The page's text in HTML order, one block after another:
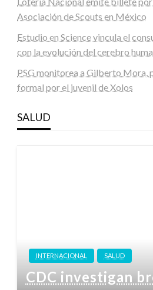
Asociación de Scouts en México
Estudio en Science vincula el
con la evolución del cerebro
PSG monitorea a Gilberto Mora,
formal por el juvenil de Xolos
SALUD
INTERNACIONAL SALUD
CDC investigan